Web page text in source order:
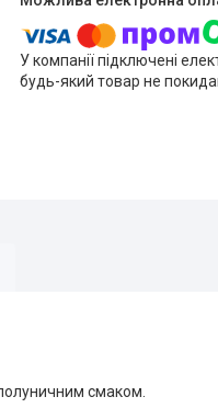
У компанії підключені
будь-який товар не
смаком.